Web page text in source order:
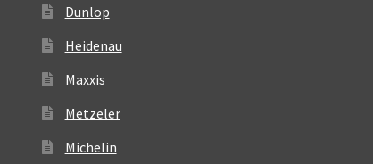
Dunlop
Heidenau
Maxxis
Metzeler
Michelin